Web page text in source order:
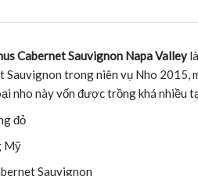
Cabernet Sauvignon Napa Valley
Sauvignon trong niên vụ Nho
nho này vốn được trồng khá nhiều
đỏ
Mỹ
Sauvignon